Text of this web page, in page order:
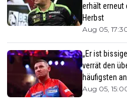
erhält erneut
Herbst
Aug 05,
„Er ist
verrät den
häufigsten
Aug 05,